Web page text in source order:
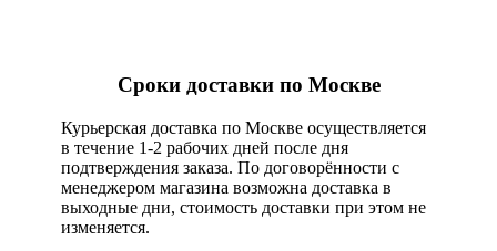
Сроки доставки по Москве
Курьерская доставка по Москве осуществляется
в течение 1-2 рабочих дней после дня
подтверждения заказа. По договорённости с
менеджером магазина возможна доставка в
выходные дни, стоимость доставки при этом не
изменяется.